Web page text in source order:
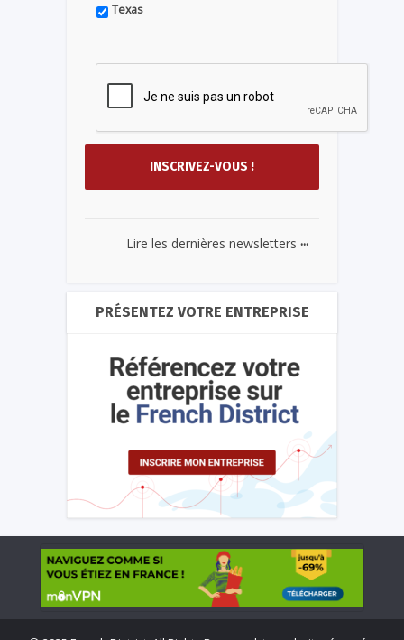
Texas
Lire les dernières newsletters ...
PRÉSENTEZ VOTRE ENTREPRISE